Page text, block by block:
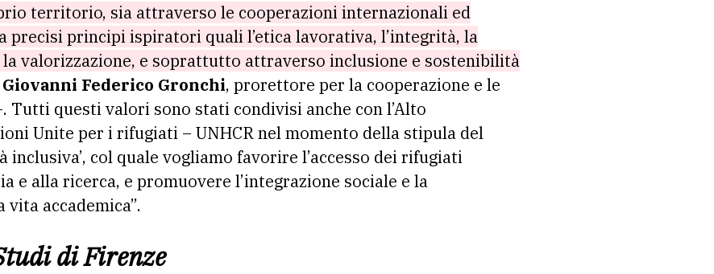
territorio, sia attraverso le cooperazioni internazionali ed
precisi principi ispiratori quali l’etica lavorativa, l’integrità, la
la valorizzazione, e soprattutto attraverso inclusione e sostenibilità
Giovanni Federico Gronchi, prorettore per la cooperazione e le
Tutti questi valori sono stati condivisi anche con l’Alto
Unite per i rifugiati – UNHCR nel momento della stipula del
inclusiva’, col quale vogliamo favorire l’accesso dei rifugiati
e alla ricerca, e promuovere l’integrazione sociale e la
accademica”.
di Firenze